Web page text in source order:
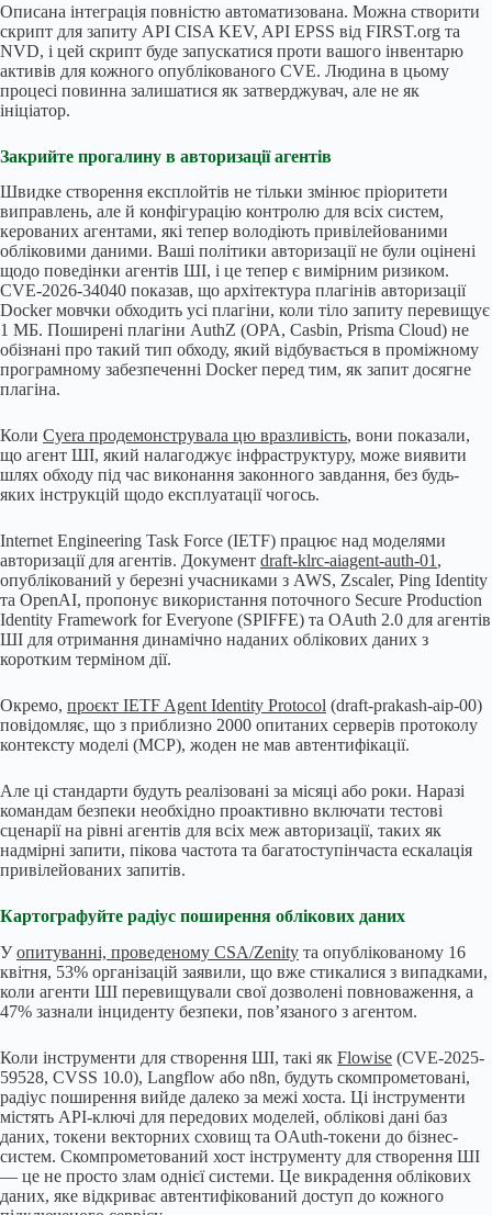
Описана інтеграція повністю автоматизована. Можна створити
скрипт для запиту API CISA KEV, API EPSS від FIRST.org та
NVD, і цей скрипт буде запускатися проти вашого інвентарю
активів для кожного опублікованого CVE. Людина в цьому
процесі повинна залишатися як затверджувач, але не як
ініціатор.
Закрийте прогалину в авторизації агентів
Швидке створення експлойтів не тільки змінює пріоритети
виправлень, але й конфігурацію контролю для всіх систем,
керованих агентами, які тепер володіють привілейованими
обліковими даними. Ваші політики авторизації не були оцінені
щодо поведінки агентів ШІ, і це тепер є вимірним ризиком.
CVE-2026-34040 показав, що архітектура плагінів авторизації
Docker мовчки обходить усі плагіни, коли тіло запиту перевищує
1 МБ. Поширені плагіни AuthZ (OPA, Casbin, Prisma Cloud) не
обізнані про такий тип обходу, який відбувається в проміжному
програмному забезпеченні Docker перед тим, як запит досягне
плагіна.
Коли Cyera продемонструвала цю вразливість, вони показали,
що агент ШІ, який налагоджує інфраструктуру, може виявити
шлях обходу під час виконання законного завдання, без будь-
яких інструкцій щодо експлуатації чогось.
Internet Engineering Task Force (IETF) працює над моделями
авторизації для агентів. Документ draft-klrc-aiagent-auth-01,
опублікований у березні учасниками з AWS, Zscaler, Ping Identity
та OpenAI, пропонує використання поточного Secure Production
Identity Framework for Everyone (SPIFFE) та OAuth 2.0 для агентів
ШІ для отримання динамічно наданих облікових даних з
коротким терміном дії.
Окремо, проєкт IETF Agent Identity Protocol (draft-prakash-aip-00)
повідомляє, що з приблизно 2000 опитаних серверів протоколу
контексту моделі (MCP), жоден не мав автентифікації.
Але ці стандарти будуть реалізовані за місяці або роки. Наразі
командам безпеки необхідно проактивно включати тестові
сценарії на рівні агентів для всіх меж авторизації, таких як
надмірні запити, пікова частота та багатоступінчаста ескалація
привілейованих запитів.
Картографуйте радіус поширення облікових даних
Уопитуванні, проведеному CSA/Zenity та опублікованому 16
квітня, 53% організацій заявили, що вже стикалися з випадками,
коли агенти ШІ перевищували свої дозволені повноваження, а
47% зазнали інциденту безпеки, пов’язаного з агентом.
Коли інструменти для створення ШІ, такі як Flowise (CVE-2025-
59528, CVSS 10.0), Langflow або n8n, будуть скомпрометовані,
радіус поширення вийде далеко за межі хоста. Ці інструменти
містять API-ключі для передових моделей, облікові дані баз
даних, токени векторних сховищ та OAuth-токени до бізнес-
систем. Скомпрометований хост інструменту для створення ШІ
— це не просто злам однієї системи. Це викрадення облікових
даних, яке відкриває автентифікований доступ до кожного